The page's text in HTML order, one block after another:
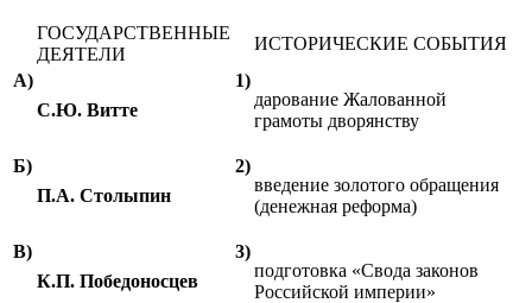
ГОСУДАРСТВЕННЫЕ
ДЕЯТЕЛИ
ИСТОРИЧЕСКИЕ СОБЫТИЯ
А)
С.Ю. Витте
1)
дарование Жалованной
грамоты дворянству
Б)
П.А. Столыпин
2)
введение золотого обращения
(денежная реформа)
В)
К.П. Победоносцев
3)
подготовка «Свода законов
Российской империи»